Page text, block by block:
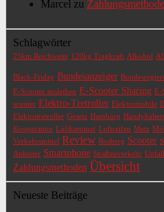
Marcel zu
Schlagwörter
25km Reichweite 120kg Tragkraft Alkohol
Black-Friday Bundesanzeiger
E-Scooter ausleihen E-Scooter Sharing E-
scooter Elektro-Tretroller Elektromobile
Elektrotretroller Gesetz Hamburg
Kooperation Luftkammer Luftreifen Metz
Verkehrsmittel Review Rosberg Scooter
Anbieter Smartphone Straßenverkehr Unfall
Zahlungsmethoden Übersicht
Neueste Beiträge